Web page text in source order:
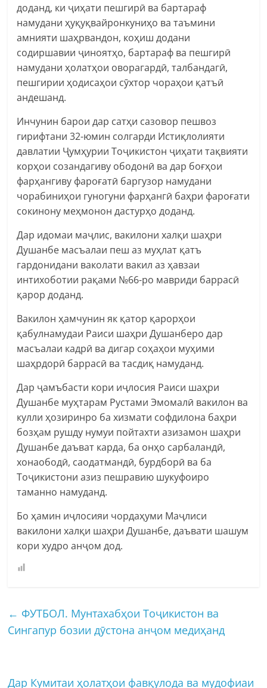
доданд, ки ҷиҳати пешгирӣ ва бартараф
намудани ҳуқуқвайронкуниҳо ва таъмини
амнияти шаҳрвандон, коҳиш додани
содиршавии ҷиноятҳо, бартараф ва пешгирӣ
намудани ҳолатҳои оворагардӣ, талбандагӣ,
пешгирии ҳодисаҳои сӯхтор чораҳои қатъӣ
андешанд.
Инчунин барои дар сатҳи сазовор пешвоз
гирифтани 32-юмин солгарди Истиқлолияти
давлатии Ҷумҳурии Тоҷикистон ҷиҳати тақвияти
корҳои созандагиву ободонӣ ва дар боғҳои
фарҳангиву фароғатӣ баргузор намудани
чорабиниҳои гуногуни фарҳангӣ баҳри фароғати
сокинону меҳмонон дастурҳо доданд.
Дар идомаи маҷлис, вакилони халқи шаҳри
Душанбе масъалаи пеш аз муҳлат қатъ
гардонидани ваколати вакил аз ҳавзаи
интихоботии рақами №66-ро мавриди баррасӣ
қарор доданд.
Вакилон ҳамчунин як қатор қарорҳои
қабулнамудаи Раиси шаҳри Душанберо дар
масъалаи кадрӣ ва дигар соҳаҳои муҳими
шаҳрдорӣ баррасӣ ва тасдиқ намуданд.
Дар ҷамъбасти кори иҷлосия Раиси шаҳри
Душанбе муҳтарам Рустами Эмомалӣ вакилон ва
кулли ҳозиринро ба хизмати софдилона баҳри
бозҳам рушду нумуи пойтахти азизамон шаҳри
Душанбе даъват карда, ба онҳо сарбаландӣ,
хонаободӣ, саодатмандӣ, бурдборӣ ва ба
Тоҷикистони азиз пешравию шукуфоиро
таманно намуданд.
Бо ҳамин иҷлосияи чордаҳуми Маҷлиси
вакилони халқи шаҳри Душанбе, даъвати шашум
кори худро анҷом дод.
← ФУТБОЛ. Мунтахабҳои Тоҷикистон ва
Сингапур бозии дӯстона анҷом медиҳанд
Дар Кумитаи ҳолатҳои фавқулода ва мудофиаи